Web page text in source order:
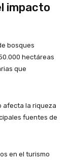
impacto
bosques
hectáreas
que
afecta la riqueza
fuentes de
en el turismo